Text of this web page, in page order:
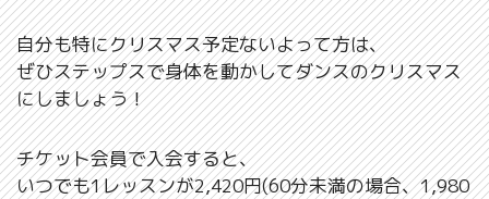
自分も特にクリスマス予定ないよって方は、
ぜひステップスで身体を動かしてダンスのクリスマス
にしましょう！
チケット会員で入会すると、
いつでも1レッスンが2,420円(60分未満の場合、1,980